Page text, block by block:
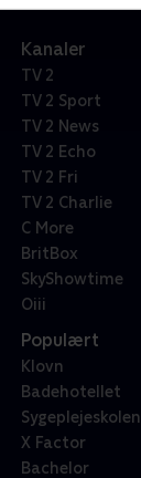
Kanaler
TV 2
TV 2 Sport
TV 2 News
TV 2 Echo
TV 2 Fri
TV 2 Charlie
C More
BritBox
SkyShowtime
Oiii
Populært
Klovn
Badehotellet
Sygeplejeskolen
X Factor
Bachelor